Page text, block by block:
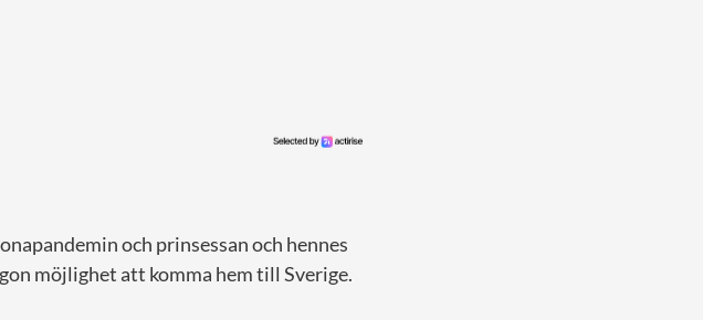
och prinsessan och hennes
möjlighet att komma hem till Sverige.